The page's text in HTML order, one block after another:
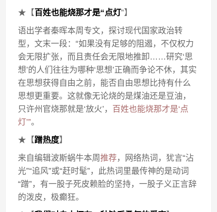
★【百姓也能烧那才是“点灯”】
语出学者秦晖本周专文，探讨现代国家政治转
型，文末一段：“如果没有足够的阻遏，不仅权力
会无限扩张，而且责任会无限地推卸……研究‘思
想’的人们往往为哪种‘思想’正确而争论不休，其实
在思想获得自由之前，能否自由思想比持有什么
思想更重要。这就像无论烧的是煤油还是豆油，
只许州官烧那就是‘放火’， 百姓也能烧那才是‘点
灯’”。
★【蹭热度】
来自编辑波斯蜗牛本周推荐 ，网络热词，犹言“沾
光”“追风”或“赶时髦”，此热词里最传神的是动词
“蹭”，有一股子死皮赖脸的坚持，一股子义正言辞
的泼皮，极癫狂。